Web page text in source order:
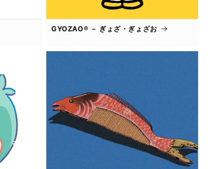
GYOZAO® － ぎょざ・ぎょざお